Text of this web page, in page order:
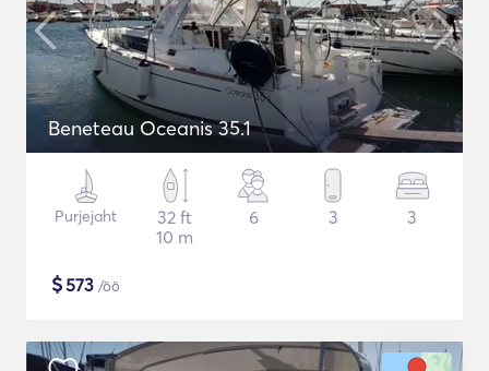
Beneteau Oceanis 35.1
Purjejaht
32 ft
10 m
6 3 3
$573 /öö